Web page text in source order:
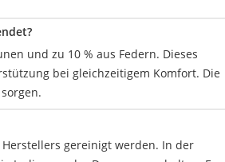
und zu 10 % aus Federn. Dieses
bei gleichzeitigem Komfort. Die
gereinigt werden. In der